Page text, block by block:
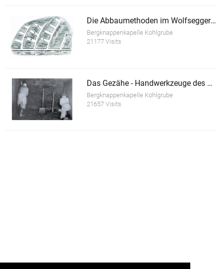
Die Abbaumethoden im Wolfsegger Bergbau
Bergknappenkapelle Kohlgrube
21177 Visits
Das Gezähe - Handwerkzeuge des Bergmannes
Bergknappenkapelle Kohlgrube
21657 Visits